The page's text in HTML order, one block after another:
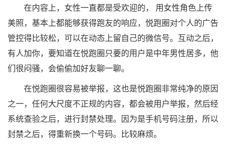
在内容上，女性一直都是受欢迎的， 用女性角色上传
美照，基本上都能够获得跑友的响应，悦跑圈对个人的广告
管控得比较松，可以在动态上留自己的微信号。互动之后，
有人加你，要知道在悦跑圈只要的用户是中年男性居多，他
们很闷骚，会偷偷加好友聊一聊。
在悦跑圈很容易被举报，这也是悦跑圈非常纯净的原因
之一，任何大尺度不正规的内容，都会被用户举报，然后经
系统查验之后，进行封禁处理。因为是手机号码注册，所以
封禁之后，得重新换一个号码。比较麻烦。